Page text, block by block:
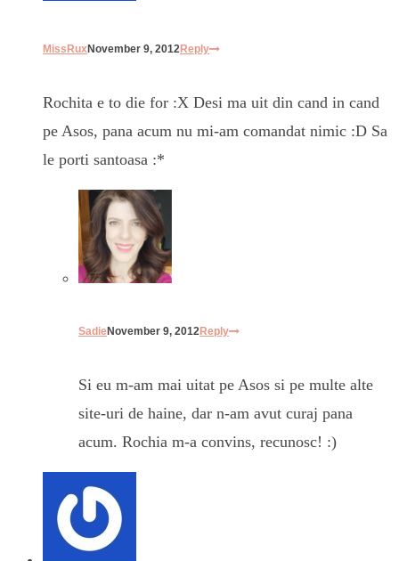
MissRuxNovember 9, 2012Reply
Rochita e to die for :X Desi ma uit din cand in cand
pe Asos, pana acum nu mi-am comandat nimic :D Sa
le porti santoasa :*
SadieNovember 9, 2012Reply
Si eu m-am mai uitat pe Asos si pe multe alte
site-uri de haine, dar n-am avut curaj pana
acum. Rochia m-a convins, recunosc! :)